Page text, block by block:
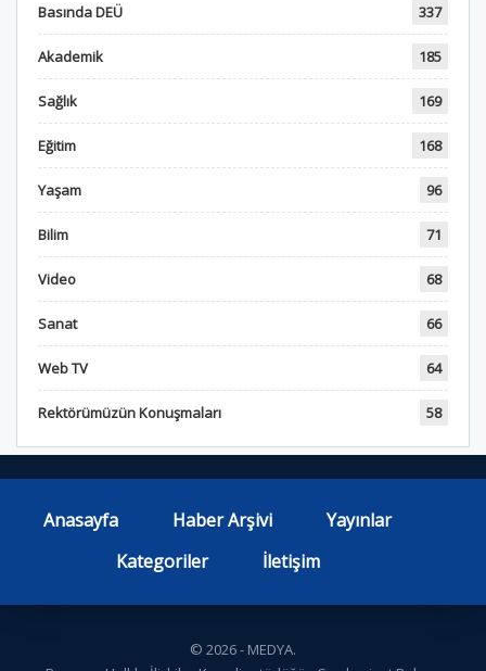
Basında DEÜ 337
Akademik 185
Sağlık 169
Eğitim 168
Yaşam 96
Bilim 71
Video 68
Sanat 66
Web TV 64
Rektörümüzün Konuşmaları 58
Anasayfa Haber Arşivi
Yayınlar
Kategoriler
İletişim
© 2026 - MEDYA.